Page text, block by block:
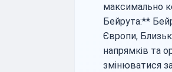
максимально
Бейрута:**
Європи,
напрямків та
змінюватися